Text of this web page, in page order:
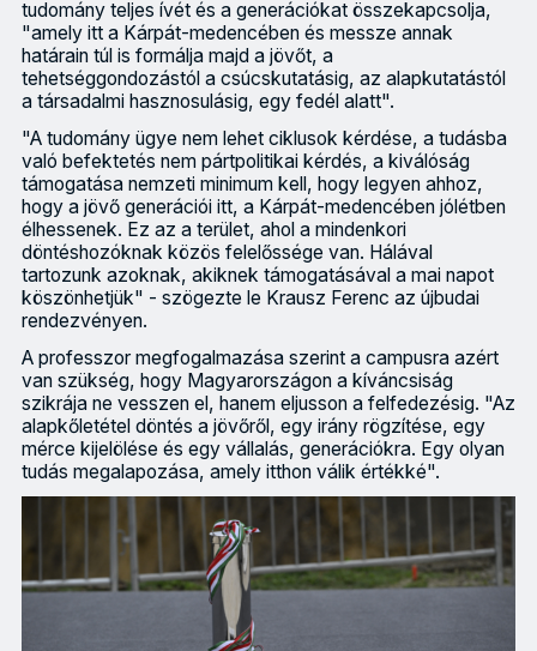
tudomány teljes ívét és a generációkat összekapcsolja,
"amely itt a Kárpát-medencében és messze annak
határain túl is formálja majd a jövőt, a
tehetséggondozástól a csúcskutatásig, az alapkutatástól
a társadalmi hasznosulásig, egy fedél alatt".
"A tudomány ügye nem lehet ciklusok kérdése, a tudásba
való befektetés nem pártpolitikai kérdés, a kiválóság
támogatása nemzeti minimum kell, hogy legyen ahhoz,
hogy a jövő generációi itt, a Kárpát-medencében jólétben
élhessenek. Ez az a terület, ahol a mindenkori
döntéshozóknak közös felelőssége van. Hálával
tartozunk azoknak, akiknek támogatásával a mai napot
köszönhetjük" - szögezte le Krausz Ferenc az újbudai
rendezvényen.
A professzor megfogalmazása szerint a campusra azért
van szükség, hogy Magyarországon a kíváncsiság
szikrája ne vesszen el, hanem eljusson a felfedezésig. "Az
alapkőletétel döntés a jövőről, egy irány rögzítése, egy
mérce kijelölése és egy vállalás, generációkra. Egy olyan
tudás megalapozása, amely itthon válik értékké".